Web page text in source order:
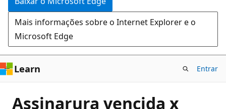
Mais informações sobre o Internet Explorer e o
Microsoft Edge
Learn Entrar
Assinarura vencida x